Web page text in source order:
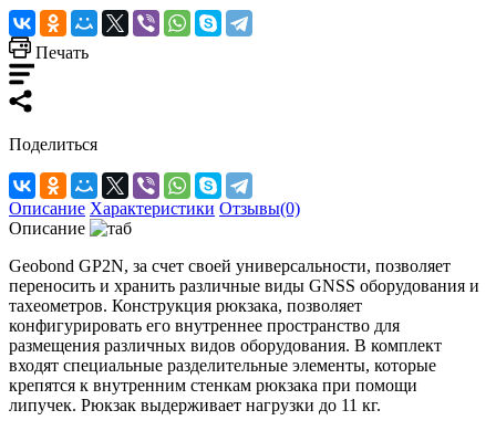
Печать
Поделиться
Описание Характеристики Отзывы(0)
Описание
Geobond GP2N, за счет своей универсальности, позволяет
переносить и хранить различные виды GNSS оборудования и
тахеометров. Конструкция рюкзака, позволяет
конфигурировать его внутреннее пространство для
размещения различных видов оборудования. В комплект
входят специальные разделительные элементы, которые
крепятся к внутренним стенкам рюкзака при помощи
липучек. Рюкзак выдерживает нагрузки до 11 кг.